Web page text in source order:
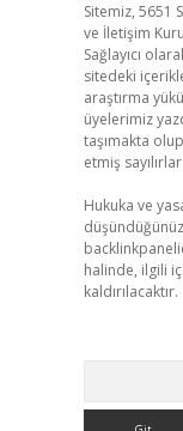
Sitemiz, 5651
ve İletişim
Sağlayıcı
sitedeki
araştırma
üyelerimiz
taşımakta
etmiş sayılırlar.
Hukuka ve
halinde, ilgili
kaldırılacaktır.